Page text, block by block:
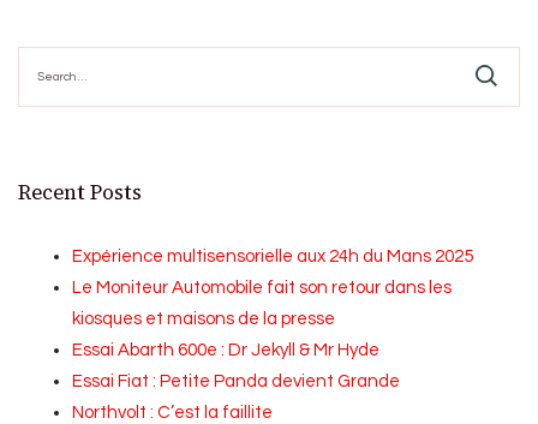
for:
Recent Posts
Expérience multisensorielle aux 24h du Mans 2025
Le Moniteur Automobile fait son retour dans les
kiosques et maisons de la presse
Essai Abarth 600e : Dr Jekyll & Mr Hyde
Essai Fiat : Petite Panda devient Grande
Northvolt : C’est la faillite